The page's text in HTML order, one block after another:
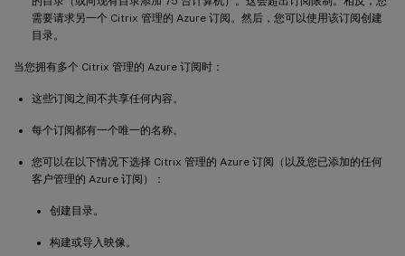
需要请求另一个 Citrix 管理的 Azure 订阅。然后，您可以使用该订阅创建
目录。
当您拥有多个 Citrix 管理的 Azure 订阅时：
这些订阅之间不共享任何内容。
每个订阅都有一个唯一的名称。
您可以在以下情况下选择 Citrix 管理的 Azure 订阅（以及您已添加的任何
客户管理的 Azure 订阅）：
创建目录。
构建或导入映像。